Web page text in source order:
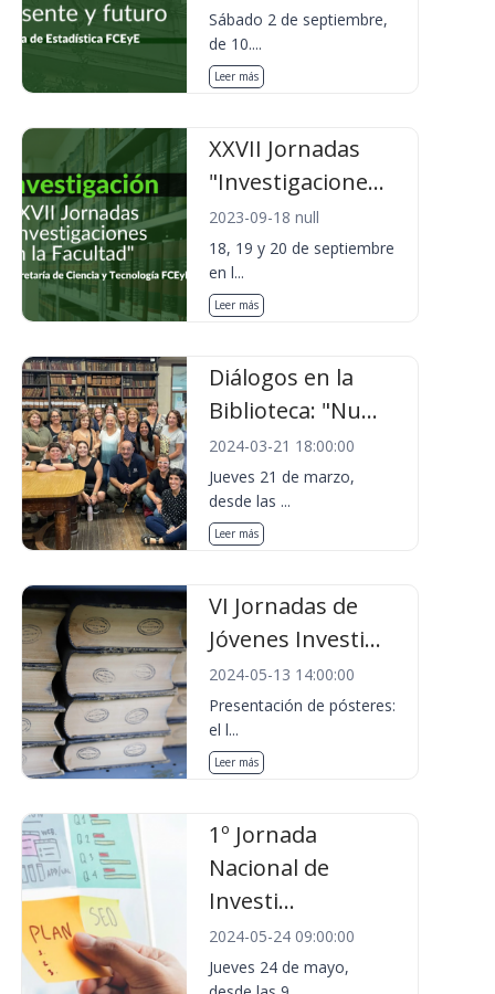
Sábado 2 de septiembre,
de 10....
Leer más
XXVII Jornadas
"Investigacione...
2023-09-18 null
18, 19 y 20 de septiembre
en l...
Leer más
Diálogos en la
Biblioteca: "Nu...
2024-03-21 18:00:00
Jueves 21 de marzo,
desde las ...
Leer más
VI Jornadas de
Jóvenes Investi...
2024-05-13 14:00:00
Presentación de pósteres:
el l...
Leer más
1º Jornada
Nacional de
Investi...
2024-05-24 09:00:00
Jueves 24 de mayo,